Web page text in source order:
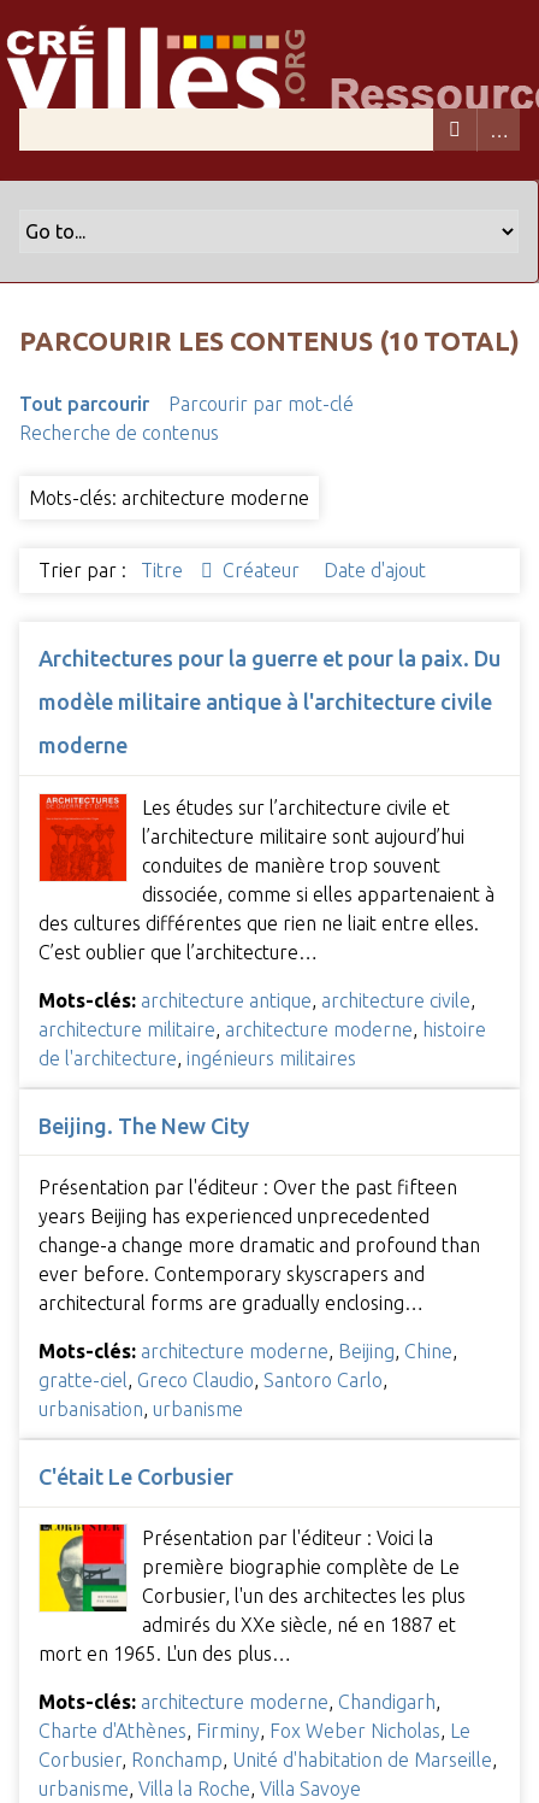
PARCOURIR LES CONTENUS (10 TOTAL)
Tout parcourir
Parcourir par mot-clé
Recherche de contenus
Mots-clés: architecture moderne
Trier par : Titre Créateur Date d'ajout
Architectures pour la guerre et pour la paix. Du
modèle militaire antique à l'architecture civile
moderne
Les études sur l’architecture civile et
l’architecture militaire sont aujourd’hui
conduites de manière trop souvent
dissociée, comme si elles appartenaient à
des cultures différentes que rien ne liait entre elles.
C’est oublier que l’architecture…
Mots-clés: architecture antique architecture civile
architecture militaire architecture moderne
histoire
de l'architecture ingénieurs militaires
Beijing. The New City
Présentation par l'éditeur : Over the past fifteen
years Beijing has experienced unprecedented
change-a change more dramatic and profound than
ever before. Contemporary skyscrapers and
architectural forms are gradually enclosing…
Mots-clés: architecture moderne, Beijing, Chine,
gratte-ciel, Greco Claudio, Santoro Carlo,
urbanisation, urbanisme
C'était Le Corbusier
Présentation par l'éditeur : Voici la
première biographie complète de Le
Corbusier, l'un des architectes les plus
admirés du XXe siècle, né en 1887 et
mort en 1965. L'un des plus…
Mots-clés: architecture moderne, Chandigarh,
Charte d'Athènes, Firminy, Fox Weber Nicholas, Le
Corbusier, Ronchamp, Unité d'habitation de Marseille,
urbanisme, Villa la Roche, Villa Savoye